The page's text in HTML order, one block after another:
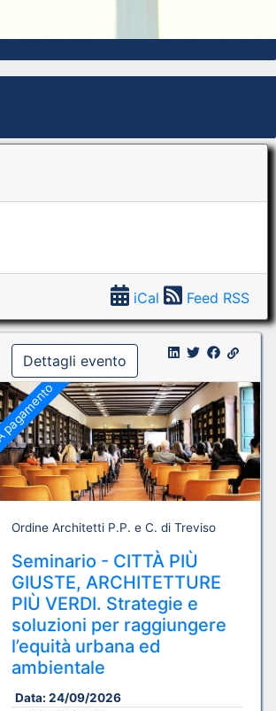
iCal Feed RSS
Dettagli evento
Ordine Architetti P.P. e C. di Treviso
Seminario - CITTÀ PIÙ
GIUSTE, ARCHITETTURE
PIÙ VERDI. Strategie e
soluzioni per raggiungere
l’equità urbana ed
ambientale
Data: 24/09/2026